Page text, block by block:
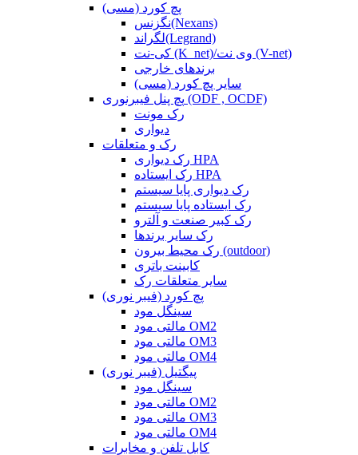
پچ کورد (مسی)
نگزنس(Nexans)
لگراند(Legrand)
کی-نت (K_net)/وی نت (V-net)
برندهای خارجی
سایر پچ کورد (مسی)
پچ پنل فیبرنوری (ODF , OCDF)
رک مونت
دیواری
رک و متعلقات
رک دیواری HPA
رک ایستاده HPA
رک دیواری پایا سیستم
رک ایستاده پایا سیستم
رک کبیر صنعت و آلترو
رک سایر برندها
رک محیط بیرون (outdoor)
کابینت باتری
سایر متعلقات رک
پچ کورد (فیبر نوری)
سینگل مود
مالتی مود OM2
مالتی مود OM3
مالتی مود OM4
پیگتیل (فیبر نوری)
سینگل مود
مالتی مود OM2
مالتی مود OM3
مالتی مود OM4
کابل تلفن و مخابرات